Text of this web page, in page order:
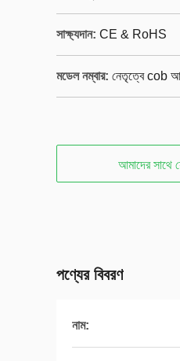
সাক্ষ্যদান: CE & RoHS
মডেল নম্বার: নেতৃত্বে cob
আমাদের সাথে
পণ্যের বিবরণ
নাম: